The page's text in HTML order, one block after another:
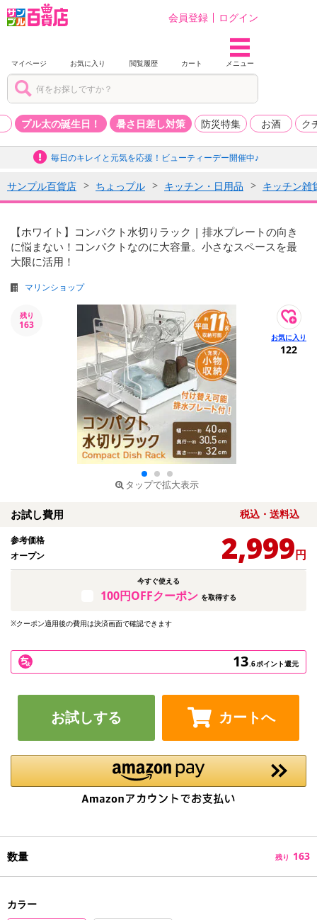
会員登録 ログイン
マイページ お気に入り 閲覧履歴 カート メニュー
プル太の誕生日！ 暑さ日差し対策 防災特集 お酒 ク
毎日のキレイと元気を応援！ビューティーデー開催中♪
サンプル百貨店 ちょっプル キッチン・日用品 キッチン雑
【ホワイト】コンパクト水切りラック | 排水プレートの向き
に悩まない！コンパクトなのに大容量。小さなスペースを最
大限に活用！
マリンショップ
残り
163
タップで拡大表示
122
お試し費用 税込・送料込
参考価格
オープン
2,999円
今すぐ使える
100円OFFクーポン を取得する
※クーポン適用後の費用は決済画面で確認できます
13.6ポイント還元
お試しする カートへ
数量 残り 163
カラー